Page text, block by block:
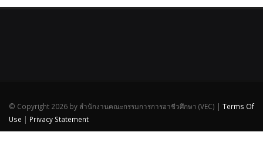
© Copyright 2026 by สำนักงานคณะกรรมการการอาชีวศึกษา (VEC) | Terms Of
Use | Privacy Statement